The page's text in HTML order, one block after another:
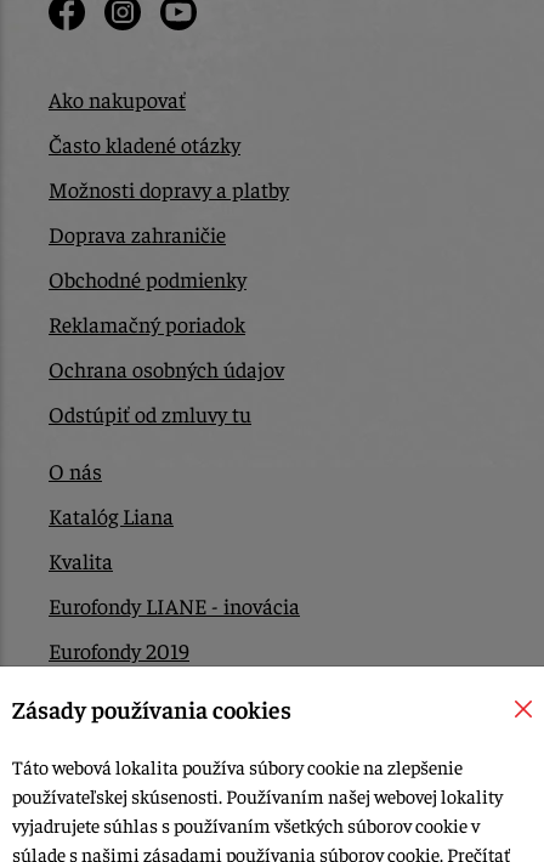
Ako nakupovať
Často kladené otázky
Možnosti dopravy a platby
Doprava zahraničie
Obchodné podmienky
Reklamačný poriadok
Ochrana osobných údajov
Odstúpiť od zmluvy tu
O nás
Katalóg Liana
Kvalita
Eurofondy LIANE - inovácia
Eurofondy 2019
Eurofondy 2022/2023
Kontakt
Zásady používania cookies
Táto webová lokalita používa súbory cookie na zlepšenie
používateľskej skúsenosti. Používaním našej webovej lokality
vyjadrujete súhlas s používaním všetkých súborov cookie v
súlade s našimi zásadami používania súborov cookie. Prečítať